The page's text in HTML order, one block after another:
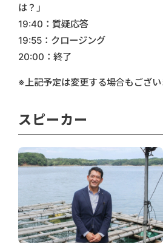
は？」
19:40：質疑応答
19:55：クロージング
20:00：終了
※上記予定は変更する場合もござい
スピーカー